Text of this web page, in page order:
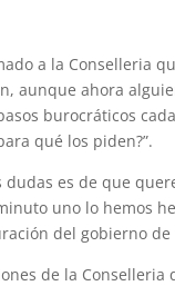
a la Conselleria
aunque ahora
burocráticos
qué los piden?”.
es de que
uno lo hemos
del gobierno de
de la